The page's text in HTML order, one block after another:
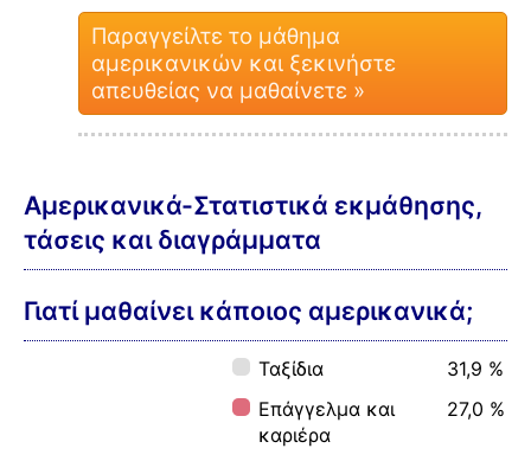
Παραγγείλτε το μάθημα
αμερικανικών και ξεκινήστε
απευθείας να μαθαίνετε »
Αμερικανικά-Στατιστικά εκμάθησης,
τάσεις και διαγράμματα
Γιατί μαθαίνει κάποιος αμερικανικά;
Ταξίδια
31,9 %
Επάγγελμα και
καριέρα
27,0 %